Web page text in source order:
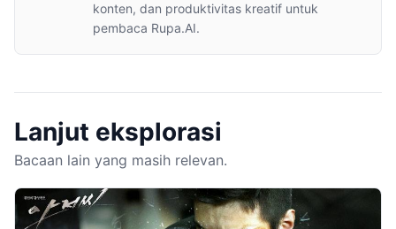
konten, dan produktivitas kreatif untuk
pembaca Rupa.AI.
Lanjut eksplorasi
Bacaan lain yang masih relevan.